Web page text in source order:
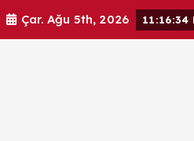
Çar. Ağu 5th, 2026 11:16:35